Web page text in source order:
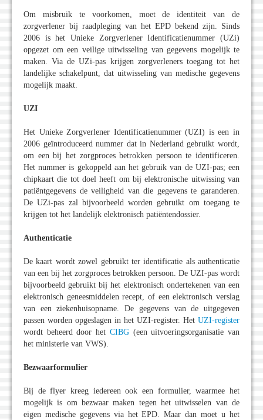
Om misbruik te voorkomen, moet de identiteit van de
zorgverlener bij raadpleging van het EPD bekend zijn. Sinds
2006 is het Unieke Zorgverlener Identificatienummer (UZi)
opgezet om een veilige uitwisseling van gegevens mogelijk te
maken. Via de UZi-pas krijgen zorgverleners toegang tot het
landelijke schakelpunt, dat uitwisseling van medische gegevens
mogelijk maakt.
UZI
Het Unieke Zorgverlener Identificatienummer (UZI) is een in
2006 geïntroduceerd nummer dat in Nederland gebruikt wordt,
om een bij het zorgproces betrokken persoon te identificeren.
Het nummer is gekoppeld aan het gebruik van de UZI-pas; een
chipkaart die tot doel heeft om bij elektronische uitwissing van
patiëntgegevens de veiligheid van die gegevens te garanderen.
De UZi-pas zal bijvoorbeeld worden gebruikt om toegang te
krijgen tot het landelijk elektronisch patiëntendossier.
Authenticatie
De kaart wordt zowel gebruikt ter identificatie als authenticatie
van een bij het zorgproces betrokken persoon. De UZI-pas wordt
bijvoorbeeld gebruikt bij het elektronisch ondertekenen van een
elektronisch geneesmiddelen recept, of een elektronisch verslag
van een ziekenhuisopname. De gegevens van de uitgegeven
passen worden opgeslagen in het UZI-register. Het UZI-register
wordt beheerd door het CIBG(een uitvoeringsorganisatie van
het ministerie van VWS).
Bezwaarformulier
Bij de flyer kreeg iedereen ook een formulier, waarmee het
mogelijk is om bezwaar maken tegen het uitwisselen van de
eigen medische gegevens via het EPD. Maar dan moet u het